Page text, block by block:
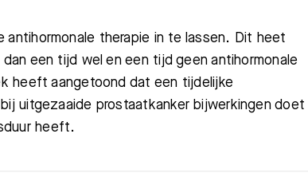
antihormonale therapie in te lassen. Dit heet
een tijd wel en een tijd geen antihormonale
heeft aangetoond dat een tijdelijke
uitgezaaide prostaatkanker bijwerkingen doet
heeft.